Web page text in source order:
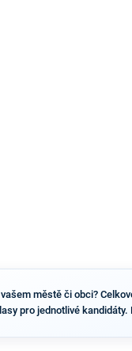
městě či obci?
pro jednotlivé